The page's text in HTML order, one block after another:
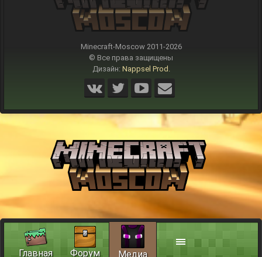
Minecraft-Moscow 2011-2026
© Все права защищены
Дизайн: Nappsel Prod.
Главная Форум Медиа